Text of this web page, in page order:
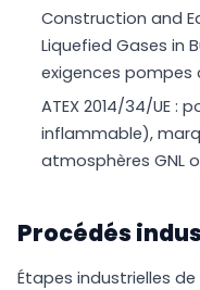
Construction and
Liquefied Gases in
exigences pompes
ATEX 2014/34/UE :
inflammable),
atmosphères GNL
Procédés
Étapes industrielles